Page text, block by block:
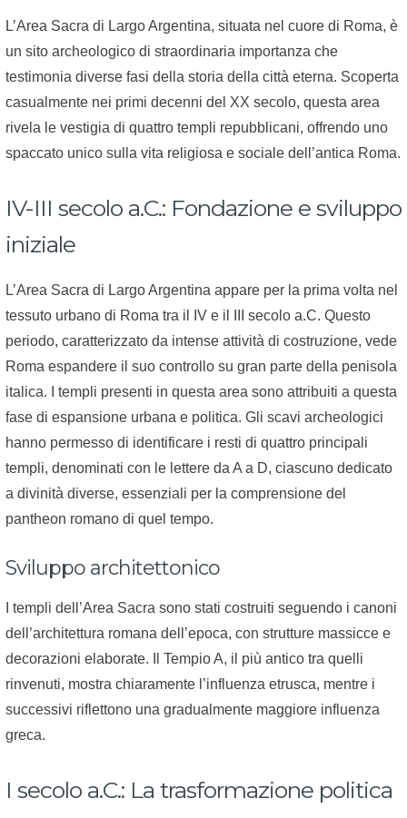
L’Area Sacra di Largo Argentina, situata nel cuore di Roma, è
un sito archeologico di straordinaria importanza che
testimonia diverse fasi della storia della città eterna. Scoperta
casualmente nei primi decenni del XX secolo, questa area
rivela le vestigia di quattro templi repubblicani, offrendo uno
spaccato unico sulla vita religiosa e sociale dell’antica Roma.
IV-III secolo a.C.: Fondazione e sviluppo
iniziale
L’Area Sacra di Largo Argentina appare per la prima volta nel
tessuto urbano di Roma tra il IV e il III secolo a.C. Questo
periodo, caratterizzato da intense attività di costruzione, vede
Roma espandere il suo controllo su gran parte della penisola
italica. I templi presenti in questa area sono attribuiti a questa
fase di espansione urbana e politica. Gli scavi archeologici
hanno permesso di identificare i resti di quattro principali
templi, denominati con le lettere da A a D, ciascuno dedicato
a divinità diverse, essenziali per la comprensione del
pantheon romano di quel tempo.
Sviluppo architettonico
I templi dell’Area Sacra sono stati costruiti seguendo i canoni
dell’architettura romana dell’epoca, con strutture massicce e
decorazioni elaborate. Il Tempio A, il più antico tra quelli
rinvenuti, mostra chiaramente l’influenza etrusca, mentre i
successivi riflettono una gradualmente maggiore influenza
greca.
I secolo a.C.: La trasformazione politica